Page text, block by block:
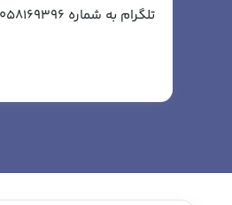
تلگرام به شماره 09058169396 با ما در تماس باشید.